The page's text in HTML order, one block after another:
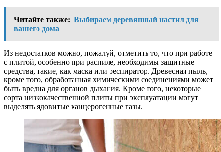
Читайте также: Выбираем деревянный настил для
вашего дома
Из недостатков можно, пожалуй, отметить то, что при работе
с плитой, особенно при распиле, необходимы защитные
средства, такие, как маска или респиратор. Древесная пыль,
кроме того, обработанная химическими соединениями может
быть вредна для органов дыхания. Кроме того, некоторые
сорта низкокачественной плиты при эксплуатации могут
выделять ядовитые канцерогенные газы.